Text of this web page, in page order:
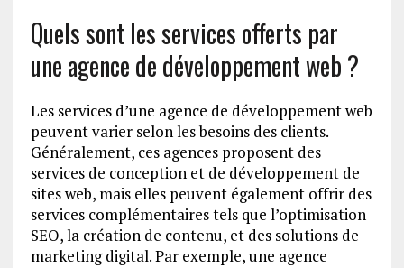
Quels sont les services offerts par
une agence de développement web ?
Les services d’une agence de développement web
peuvent varier selon les besoins des clients.
Généralement, ces agences proposent des
services de conception et de développement de
sites web, mais elles peuvent également offrir des
services complémentaires tels que l’optimisation
SEO, la création de contenu, et des solutions de
marketing digital. Par exemple, une agence